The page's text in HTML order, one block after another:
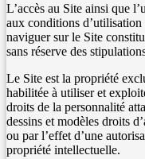
L’accès au Site ainsi que
aux conditions d’utilisation
naviguer sur le Site
sans réserve des
Le Site est la propriété
habilitée à utiliser et
droits de la personnalité
dessins et modèles droits
ou par l’effet d’une
propriété intellectuelle.